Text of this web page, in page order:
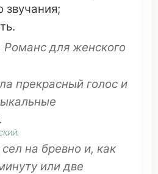
звучания;
.
Романсдля женского
прекрасный голос и
.
сел на бревно и, как
илидве